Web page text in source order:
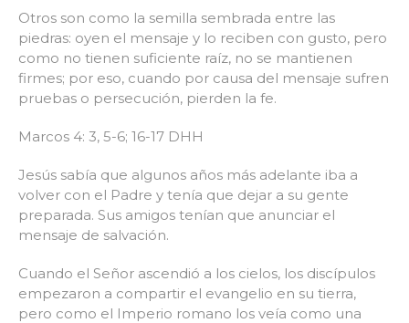
Otros son como la semilla sembrada entre las
piedras: oyen el mensaje y lo reciben con gusto, pero
como no tienen suficiente raíz, no se mantienen
firmes; por eso, cuando por causa del mensaje sufren
pruebas o persecución, pierden la fe.
Marcos 4: 3, 5-6; 16-17 DHH
Jesús sabía que algunos años más adelante iba a
volver con el Padre y tenía que dejar a su gente
preparada. Sus amigos tenían que anunciar el
mensaje de salvación.
Cuando el Señor ascendió a los cielos, los discípulos
empezaron a compartir el evangelio en su tierra,
pero como el Imperio romano los veía como una